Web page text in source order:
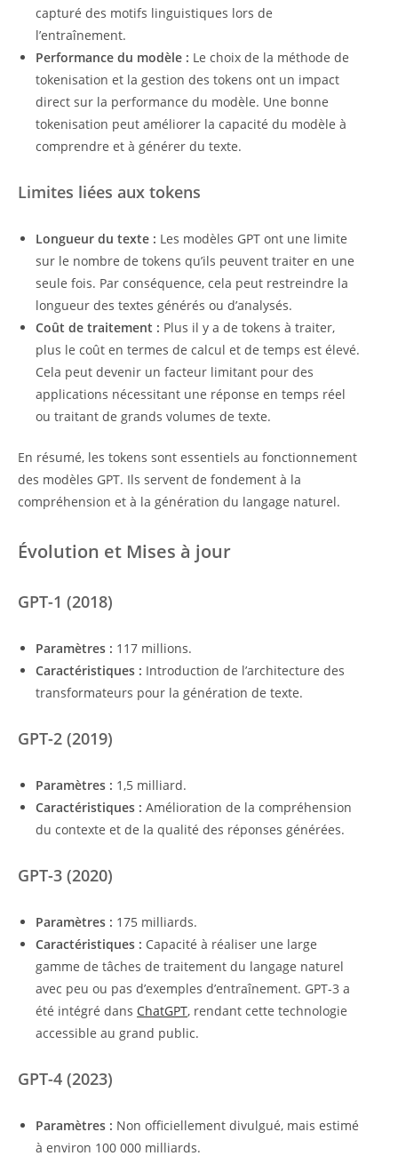
capturé des motifs linguistiques lors de
l’entraînement.
Performance du modèle : Le choix de la méthode de
tokenisation et la gestion des tokens ont un impact
direct sur la performance du modèle. Une bonne
tokenisation peut améliorer la capacité du modèle à
comprendre et à générer du texte.
Limites liées aux tokens
Longueur du texte : Les modèles GPT ont une limite
sur le nombre de tokens qu’ils peuvent traiter en une
seule fois. Par conséquence, cela peut restreindre la
longueur des textes générés ou d’analysés.
Coût de traitement : Plus il y a de tokens à traiter,
plus le coût en termes de calcul et de temps est élevé.
Cela peut devenir un facteur limitant pour des
applications nécessitant une réponse en temps réel
ou traitant de grands volumes de texte.
En résumé, les tokens sont essentiels au fonctionnement
des modèles GPT. Ils servent de fondement à la
compréhension et à la génération du langage naturel.
Évolution et Mises à jour
GPT-1 (2018)
Paramètres : 117 millions.
Caractéristiques : Introduction de l’architecture des
transformateurs pour la génération de texte.
GPT-2 (2019)
Paramètres : 1,5 milliard.
Caractéristiques : Amélioration de la compréhension
du contexte et de la qualité des réponses générées.
GPT-3 (2020)
Paramètres : 175 milliards.
Caractéristiques : Capacité à réaliser une large
gamme de tâches de traitement du langage naturel
avec peu ou pas d’exemples d’entraînement. GPT-3 a
été intégré dans ChatGPT, rendant cette technologie
accessible au grand public.
GPT-4 (2023)
Paramètres : Non officiellement divulgué, mais estimé
à environ 100 000 milliards.